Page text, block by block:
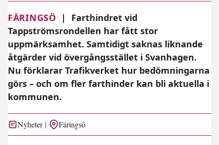
FÄRINGSÖ |
Farthindret vid
Tappströmsrondellen har fått stor
uppmärksamhet. Samtidigt saknas liknande
åtgärder vid övergångsstället i Svanhagen.
Nu förklarar Trafikverket hur bedömningarna
görs – och om fler farthinder kan bli aktuella i
kommunen.
Nyheter Färingsö